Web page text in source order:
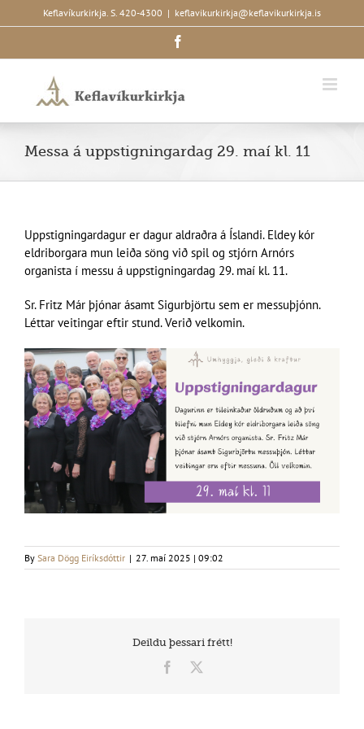
to
Keflavíkurkirkja. S. 420-4300 | keflavikurkirkja@keflavikurkirkja.is
Messa á uppstigningardag 29. maí kl. 11
Uppstigningardagur er dagur aldraðra á Íslandi. Eldey kór
eldriborgara mun leiða söng við spil og stjórn Arnórs
organista í messu á uppstigningardag 29. maí kl. 11.
Sr. Fritz Már þjónar ásamt Sigurbjörtu sem er messuþjónn.
Léttar veitingar eftir stund. Verið velkomin.
By Sara Dögg Eiríksdóttir | 27. maí 2025 | 09:02
Deildu þessari frétt!
Facebook